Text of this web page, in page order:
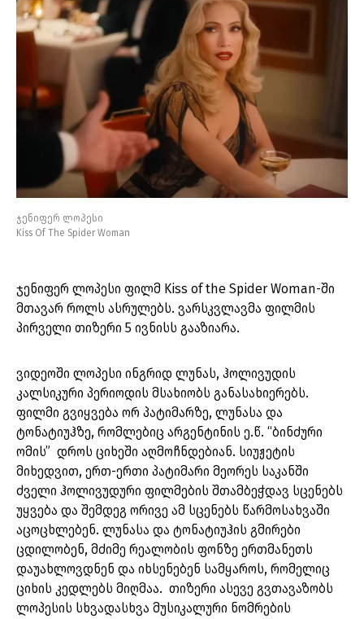
ჯენიფერ ლოპესი
Kiss Of The Spider Woman
ჯენიფერ ლოპესი ფილმ Kiss of the Spider Woman-ში
მთავარ როლს ასრულებს. ვარსკვლავმა ფილმის
პირველი თიზერი 5 ივნისს გააზიარა.
ვიდეოში ლოპესი ინგრიდ ლუნას, ჰოლივუდის
კალსიკური პერიოდის მსახიობს განასახიერებს.
ფილმი გვიყვება ორ პატიმარზე, ლუნასა და
ტონატიუჰზე, რომლებიც არგენტინის ე.წ. “ბინძური
ომის” დროს ციხეში აღმოჩნდებიან. სიუჟეტის
მიხედვით, ერთ-ერთი პატიმარი მეორეს საკანში
ძველი ჰოლივუდური ფილმების შთამბეჭდავ სცენებს
უყვება და შემდეგ ორივე ამ სცენებს წარმოსახვაში
აცოცხლებენ. ლუნასა და ტონატიუჰის გმირები
ცდილობენ, მძიმე რეალობის ფონზე ერთმანეთს
დაუახლოვდნენ და იხსენებენ სამყაროს, რომელიც
ციხის კედლებს მიღმაა. თიზერი ასევე გვთავაზობს
ლოპესის სხვადასხვა მუსიკალური ნომრების